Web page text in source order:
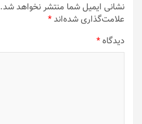
نشانی ایمیل شما منتشر نخواهد شد.
علامت‌گذاری شده‌اند*
دیدگاه*